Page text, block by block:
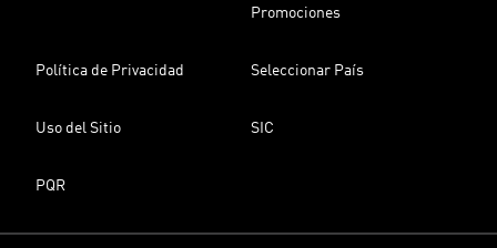
Promociones
Política de Privacidad Seleccionar País
Uso del Sitio SIC
PQR